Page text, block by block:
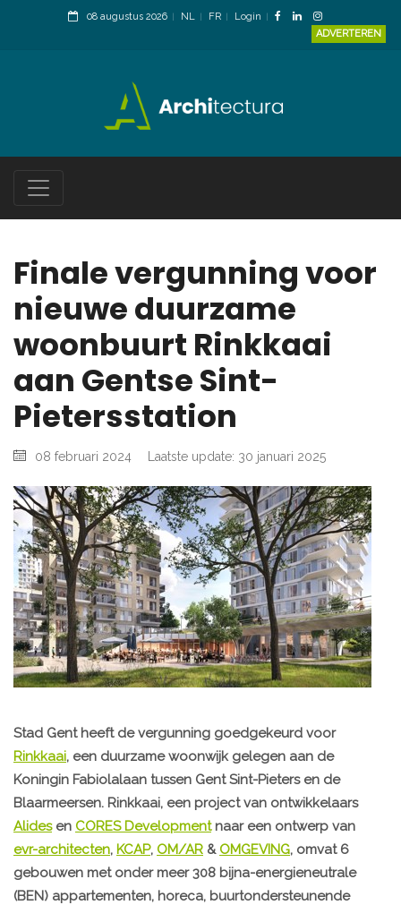
08 augustus 2026 NL FR
Login
ADVERTEREN
Finale vergunning voor
nieuwe duurzame
woonbuurt Rinkkaai
aan Gentse Sint-
Pietersstation
08 februari 2024 Laatste update: 30 januari 2025
Stad Gent heeft de vergunning goedgekeurd voor
Rinkkaai, een duurzame woonwijk gelegen aan de
Koningin Fabiolalaan tussen Gent Sint-Pieters en de
Blaarmeersen. Rinkkaai, een project van ontwikkelaars
Alidesen CORES Developmentnaar een ontwerp van
evr-architecten, KCAP, OM/AR & OMGEVING, omvat 6
gebouwen met onder meer 308 bijna-energieneutrale
(BEN) appartementen, horeca, buurtondersteunende